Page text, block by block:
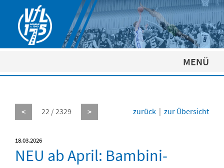
MENÜ
< 22 / 2329 > zurück | zur Übersicht
18.03.2026
NEU ab April: Bambini-